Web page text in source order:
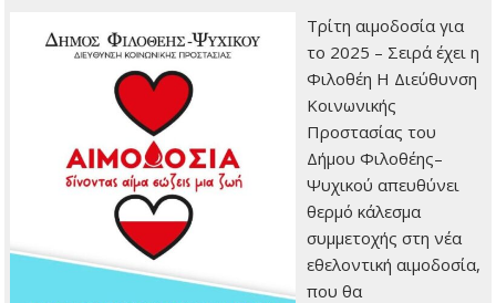
Τρίτη αιμοδοσία για
το 2025 – Σειρά έχει η
Φιλοθέη Η Διεύθυνση
Κοινωνικής
Προστασίας του
Δήμου Φιλοθέης–
Ψυχικού απευθύνει
θερμό κάλεσμα
συμμετοχής στη νέα
εθελοντική αιμοδοσία,
που θα